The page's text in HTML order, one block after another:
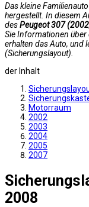
Das kleine
hergestellt. In diesem
desPeugeot 307
Sie Informationen
erhalten das Auto, und
(Sicherungslayout).
der Inhalt
Motorraum
2002
2003
2004
2005
2007
2008